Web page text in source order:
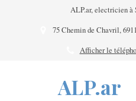
ALP.ar, electricien à
75 Chemin de Chavril,
Afficher le
ALP.ar